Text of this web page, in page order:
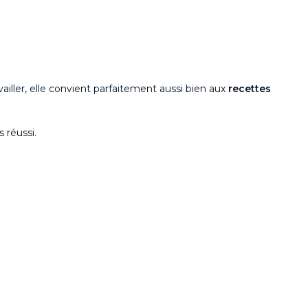
elle convient parfaitement aussi bien aux recettes
réussi.